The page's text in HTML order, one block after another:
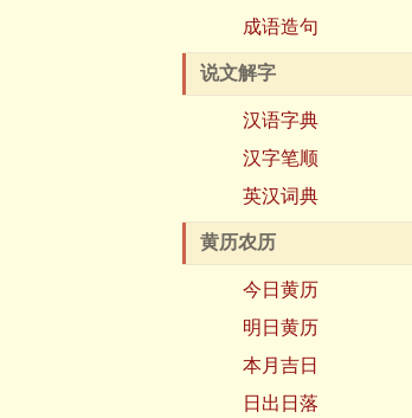
成语造句
说文解字
汉语字典
汉字笔顺
英汉词典
黄历农历
今日黄历
明日黄历
本月吉日
日出日落